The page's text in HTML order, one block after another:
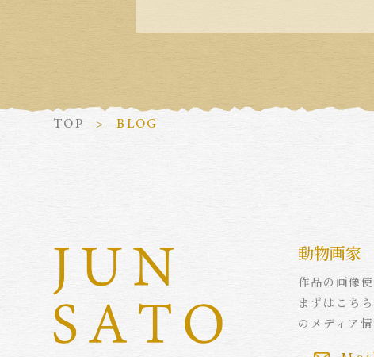
TOP BLOG
動物画家
作品の画像
まずはこち
のメディア